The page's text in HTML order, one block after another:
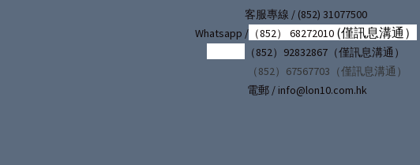
客服專線 / (852) 31077500
Whatsapp /（852） 68272010 (僅訊息溝通）
（852）92832867（僅訊息溝通）
（852）67567703（僅訊息溝通）
電郵 / info@lon10.com.hk